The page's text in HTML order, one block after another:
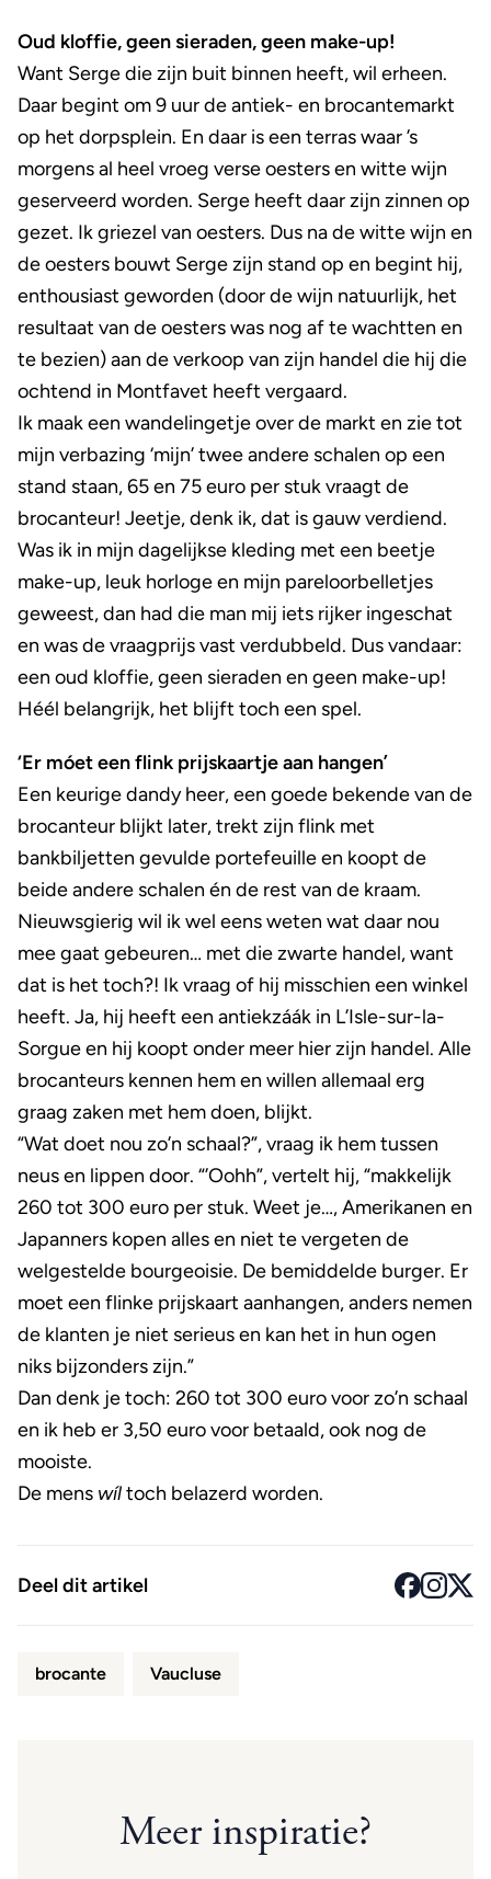
Oud kloffie, geen sieraden, geen make-up!
Want Serge die zijn buit binnen heeft, wil erheen.
Daar begint om 9 uur de antiek- en brocantemarkt
op het dorpsplein. En daar is een terras waar ’s
morgens al heel vroeg verse oesters en witte wijn
geserveerd worden. Serge heeft daar zijn zinnen op
gezet. Ik griezel van oesters. Dus na de witte wijn en
de oesters bouwt Serge zijn stand op en begint hij,
enthousiast geworden (door de wijn natuurlijk, het
resultaat van de oesters was nog af te wachtten en
te bezien) aan de verkoop van zijn handel die hij die
ochtend in Montfavet heeft vergaard.
Ik maak een wandelingetje over de markt en zie tot
mijn verbazing ‘mijn’ twee andere schalen op een
stand staan, 65 en 75 euro per stuk vraagt de
brocanteur! Jeetje, denk ik, dat is gauw verdiend.
Was ik in mijn dagelijkse kleding met een beetje
make-up, leuk horloge en mijn pareloorbelletjes
geweest, dan had die man mij iets rijker ingeschat
en was de vraagprijs vast verdubbeld. Dus vandaar:
een oud kloffie, geen sieraden en geen make-up!
Héél belangrijk, het blijft toch een spel.
‘Er móet een flink prijskaartje aan hangen’
Een keurige dandy heer, een goede bekende van de
brocanteur blijkt later, trekt zijn flink met
bankbiljetten gevulde portefeuille en koopt de
beide andere schalen én de rest van de kraam.
Nieuwsgierig wil ik wel eens weten wat daar nou
mee gaat gebeuren… met die zwarte handel, want
dat is het toch?! Ik vraag of hij misschien een winkel
heeft. Ja, hij heeft een antiekzáák in L’Isle-sur-la-
Sorgue en hij koopt onder meer hier zijn handel. Alle
brocanteurs kennen hem en willen allemaal erg
graag zaken met hem doen, blijkt.
“Wat doet nou zo’n schaal?”, vraag ik hem tussen
neus en lippen door. “’Oohh”, vertelt hij, “makkelijk
260 tot 300 euro per stuk. Weet je…, Amerikanen en
Japanners kopen alles en niet te vergeten de
welgestelde bourgeoisie. De bemiddelde burger. Er
moet een flinke prijskaart aanhangen, anders nemen
de klanten je niet serieus en kan het in hun ogen
niks bijzonders zijn.”
Dan denk je toch: 260 tot 300 euro voor zo’n schaal
en ik heb er 3,50 euro voor betaald, ook nog de
mooiste.
De mens wíltoch belazerd worden.
Deel dit artikel
brocante Vaucluse
Meer inspiratie?